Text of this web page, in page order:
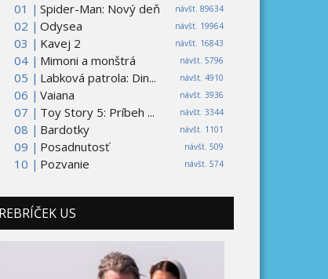
01 | návšt. 89634
Spider-Man: Nový deň
02 |
návšt. 19964
Odysea
03 |
návšt. 16843
Kavej 2
04 |
návšt. 5796
Mimoni a monštrá
05 |
návšt. 4910
Labková patrola: Din...
06 |
návšt. 3936
Vaiana
07 |
návšt. 3344
Toy Story 5: Príbeh ...
08 |
návšt. 1101
Bardotky
09 |
návšt. 509
Posadnutosť
10 |
návšt. 574
Pozvanie
REBRÍČEK US